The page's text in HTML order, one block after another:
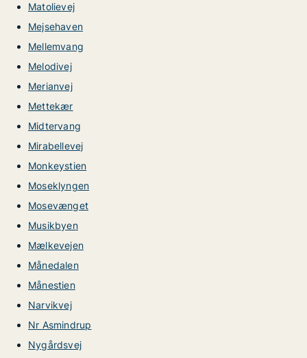
Matolievej
Mejsehaven
Mellemvang
Melodivej
Merianvej
Mettekær
Midtervang
Mirabellevej
Monkeystien
Moseklyngen
Mosevænget
Musikbyen
Mælkevejen
Månedalen
Månestien
Narvikvej
Nr Asmindrup
Nygårdsvej